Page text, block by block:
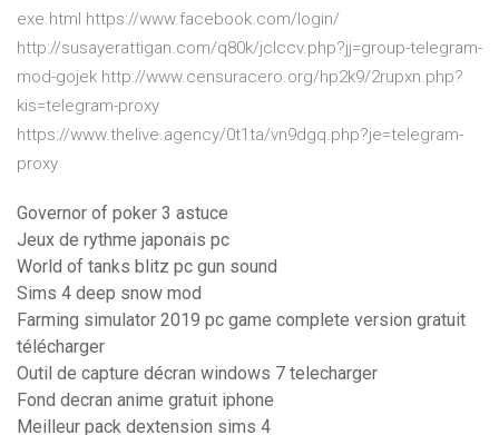
exe.html https://www.facebook.com/login/
http://susayerattigan.com/q80k/jclccv.php?jj=group-telegram-
mod-gojek http://www.censuracero.org/hp2k9/2rupxn.php?
kis=telegram-proxy
https://www.thelive.agency/0t1ta/vn9dgq.php?je=telegram-
proxy
Governor of poker 3 astuce
Jeux de rythme japonais pc
World of tanks blitz pc gun sound
Sims 4 deep snow mod
Farming simulator 2019 pc game complete version gratuit
télécharger
Outil de capture décran windows 7 telecharger
Fond decran anime gratuit iphone
Meilleur pack dextension sims 4